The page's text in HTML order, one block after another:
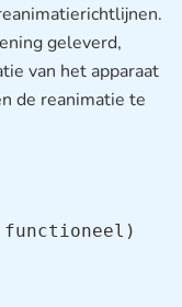
geleverd,
van het apparaat
de reanimatie te
functioneel)